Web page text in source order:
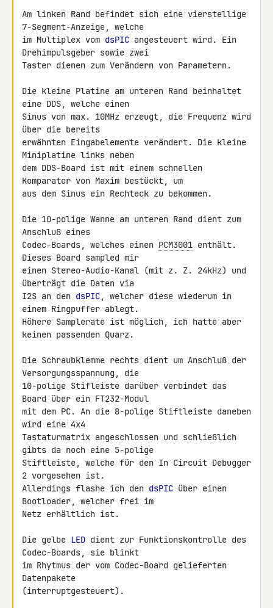
Am linken Rand befindet sich eine vierstellige
7-Segment-Anzeige, welche
im Multiplex vom dsPIC angesteuert wird. Ein
Drehimpulsgeber sowie zwei
Taster dienen zum Verändern von Parametern.
Die kleine Platine am unteren Rand beinhaltet
eine DDS, welche einen
Sinus von max. 10MHz erzeugt, die Frequenz wird
über die bereits
erwähnten Eingabelemente verändert. Die kleine
Miniplatine links neben
dem DDS-Board ist mit einem schnellen
Komparator von Maxim bestückt, um
aus dem Sinus ein Rechteck zu bekommen.
Die 10-polige Wanne am unteren Rand dient zum
Anschluß eines
Codec-Boards, welches einen PCM3001 enthält.
Dieses Board sampled mir
einen Stereo-Audio-Kanal (mit z. Z. 24kHz) und
überträgt die Daten via
I2S an den dsPIC, welcher diese wiederum in
einem Ringpuffer ablegt.
Höhere Samplerate ist möglich, ich hatte aber
keinen passenden Quarz.
Die Schraubklemme rechts dient um Anschluß der
Versorgungsspannung, die
10-polige Stifleiste darüber verbindet das
Board über ein FT232-Modul
mit dem PC. An die 8-polige Stiftleiste daneben
wird eine 4x4
Tastaturmatrix angeschlossen und schließlich
gibts da noch eine 5-polige
Stiftleiste, welche für den In Circuit Debugger
2 vorgesehen ist.
Allerdings flashe ich den dsPIC über einen
Bootloader, welcher frei im
Netz erhältlich ist.
Die gelbe LED dient zur Funktionskontrolle des
Codec-Boards, sie blinkt
im Rhytmus der vom Codec-Board gelieferten
Datenpakete
(interruptgesteuert).